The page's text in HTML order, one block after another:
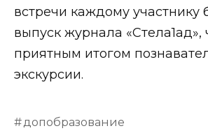
встречи каждому участнику
выпуск журнала «Стела1ад»,
приятным итогом
экскурсии.
допобразование